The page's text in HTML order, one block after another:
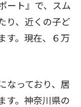
ート』で、スム
り、近くの子ど
す。現在、６万
なっており、居
す。神奈川県の